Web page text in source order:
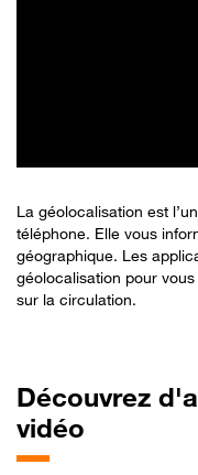
La géolocalisation est
téléphone. Elle vous
géographique. Les
géolocalisation pour
sur la circulation.
Découvrez
vidéo